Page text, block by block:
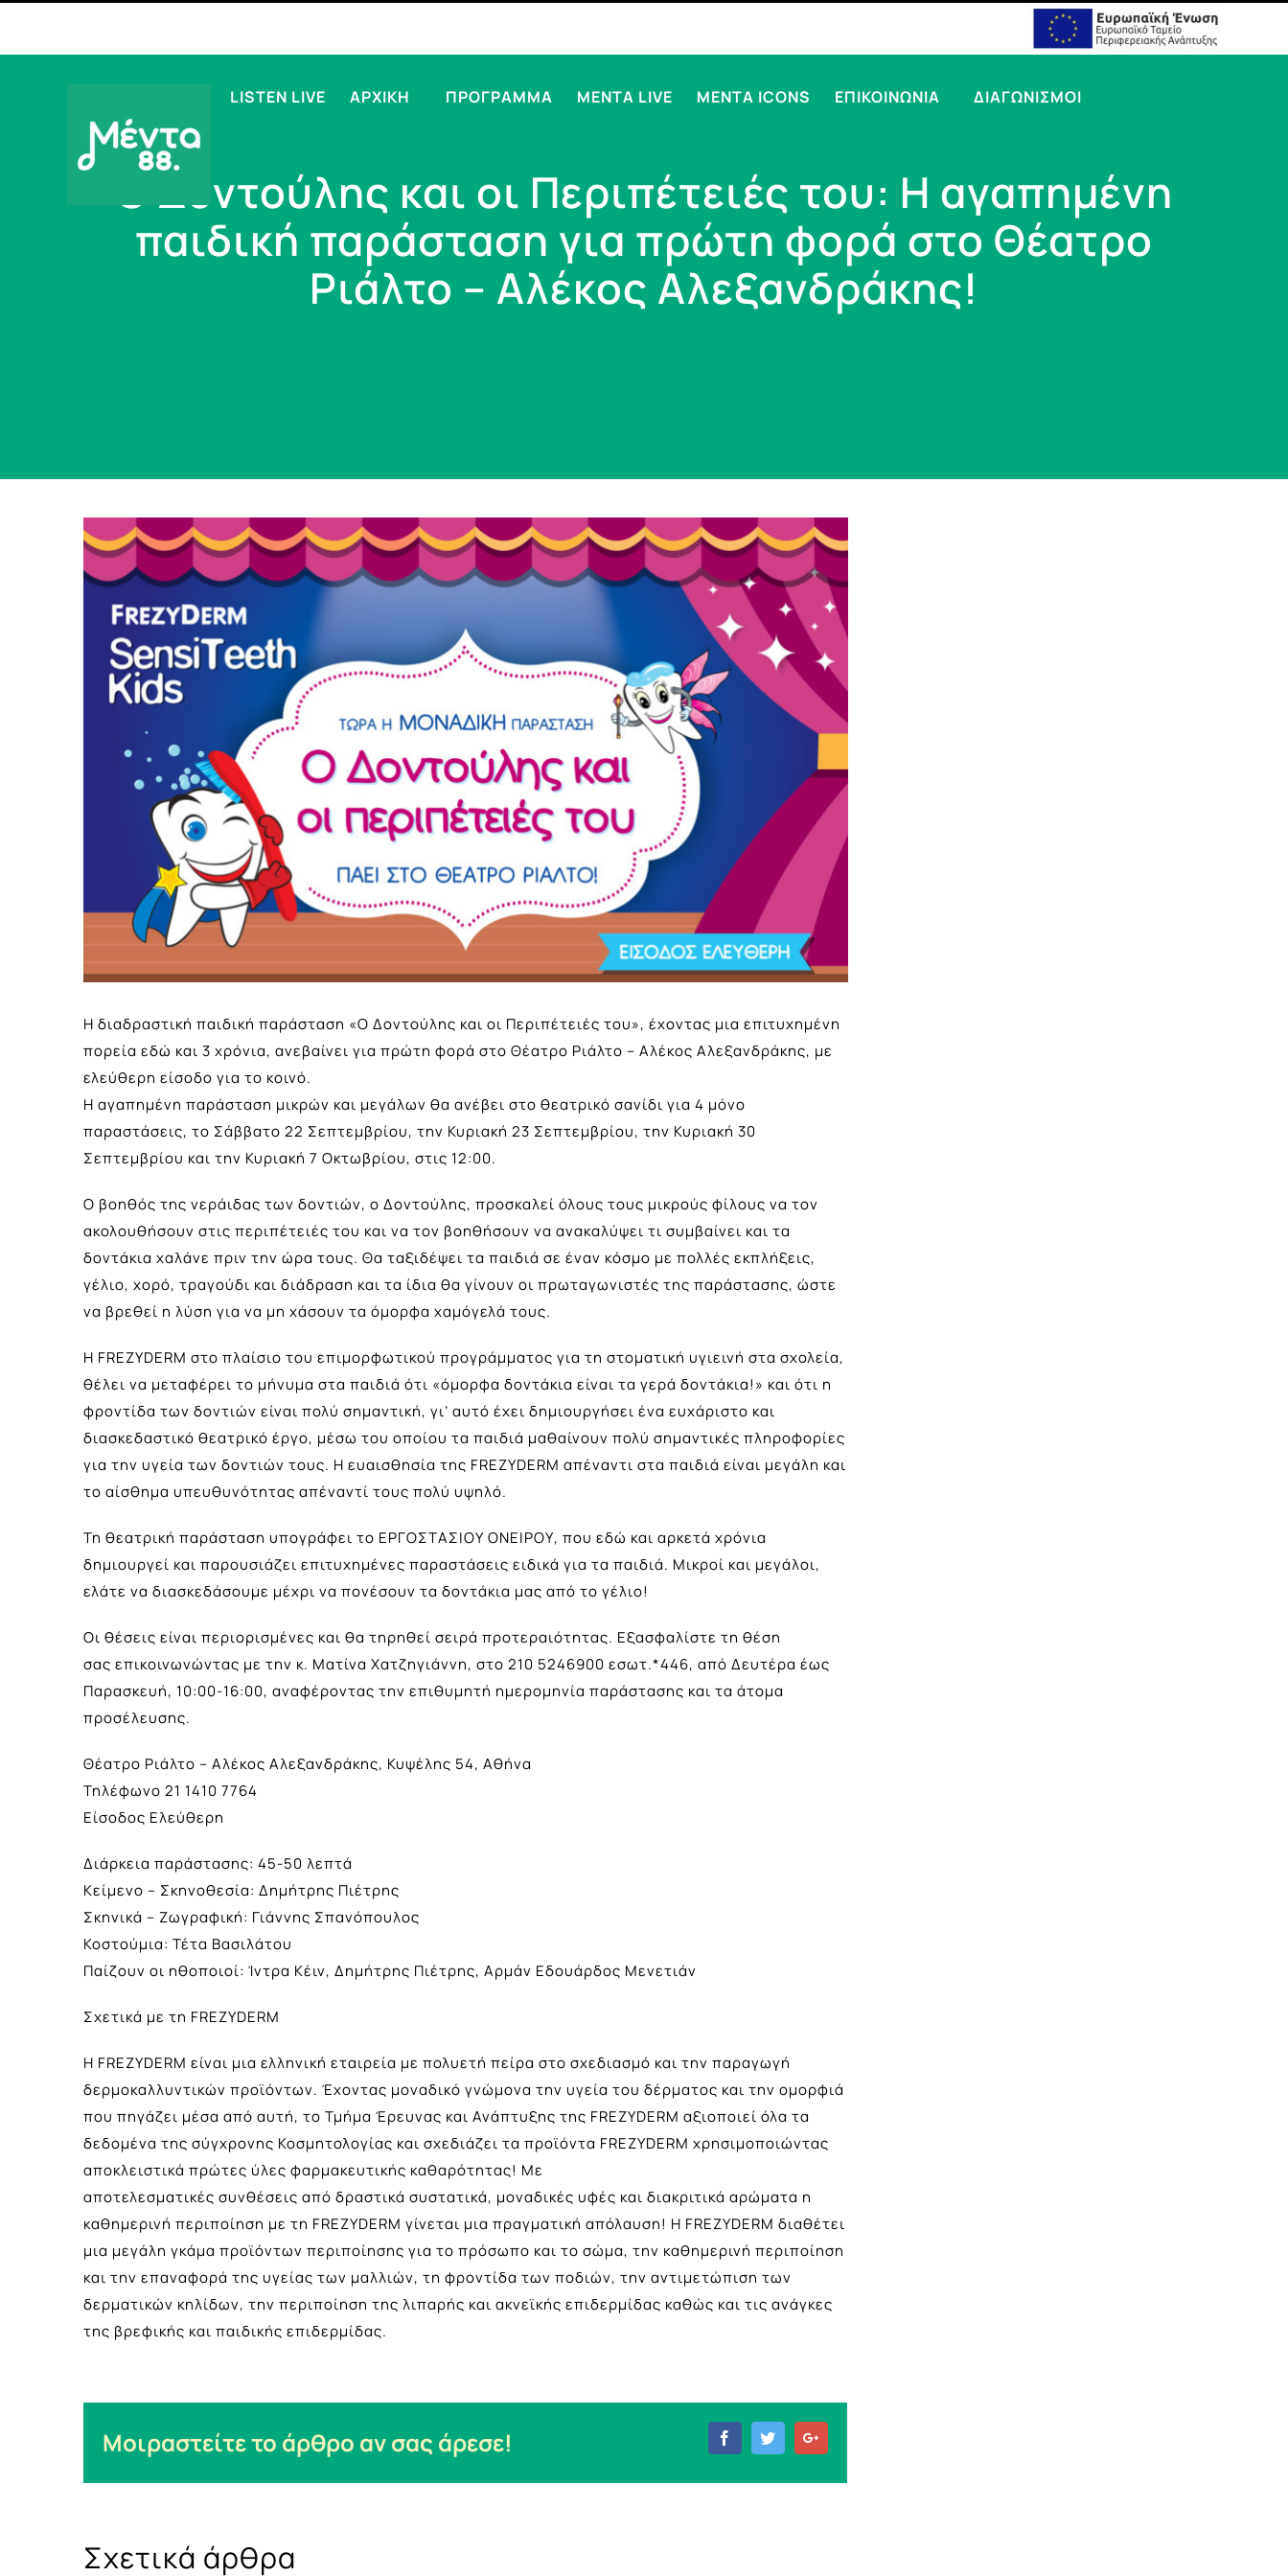
LISTEN LIVE ΑΡΧΙΚΗ ΠΡΟΓΡΑΜΜΑ MENTA LIVE MENTA ICONS ΕΠΙΚΟΙΝΩΝΙΑ ΔΙΑΓΩΝΙΣΜΟΙ
Ο Δοντούλης και οι Περιπέτειές του: Η αγαπημένη
παιδική παράσταση για πρώτη φορά στο Θέατρο
Ριάλτο – Αλέκος Αλεξανδράκης!
View
Larger
Image
Η διαδραστική παιδική παράσταση «Ο Δοντούλης και οι Περιπέτειές του», έχοντας μια επιτυχημένη
πορεία εδώ και 3 χρόνια, ανεβαίνει για πρώτη φορά στο Θέατρο Ριάλτο – Αλέκος Αλεξανδράκης, με
ελεύθερη είσοδο για το κοινό.
Η αγαπημένη παράσταση μικρών και μεγάλων θα ανέβει στο θεατρικό σανίδι για 4 μόνο
παραστάσεις, το Σάββατο 22 Σεπτεμβρίου, την Κυριακή 23 Σεπτεμβρίου, την Κυριακή 30
Σεπτεμβρίου και την Κυριακή 7 Οκτωβρίου, στις 12:00.
Ο βοηθός της νεράιδας των δοντιών, ο Δοντούλης, προσκαλεί όλους τους μικρούς φίλους να τον
ακολουθήσουν στις περιπέτειές του και να τον βοηθήσουν να ανακαλύψει τι συμβαίνει και τα
δοντάκια χαλάνε πριν την ώρα τους. Θα ταξιδέψει τα παιδιά σε έναν κόσμο με πολλές εκπλήξεις,
γέλιο, χορό, τραγούδι και διάδραση και τα ίδια θα γίνουν οι πρωταγωνιστές της παράστασης, ώστε
να βρεθεί η λύση για να μη χάσουν τα όμορφα χαμόγελά τους.
Η FREZYDERM στο πλαίσιο του επιμορφωτικού προγράμματος για τη στοματική υγιεινή στα σχολεία,
θέλει να μεταφέρει το μήνυμα στα παιδιά ότι «όμορφα δοντάκια είναι τα γερά δοντάκια!» και ότι η
φροντίδα των δοντιών είναι πολύ σημαντική, γι’ αυτό έχει δημιουργήσει ένα ευχάριστο και
διασκεδαστικό θεατρικό έργο, μέσω του οποίου τα παιδιά μαθαίνουν πολύ σημαντικές πληροφορίες
για την υγεία των δοντιών τους. Η ευαισθησία της FREZYDERM απέναντι στα παιδιά είναι μεγάλη και
το αίσθημα υπευθυνότητας απέναντί τους πολύ υψηλό.
Τη θεατρική παράσταση υπογράφει το ΕΡΓΟΣΤΑΣΙΟΥ ΟΝΕΙΡΟΥ, που εδώ και αρκετά χρόνια
δημιουργεί και παρουσιάζει επιτυχημένες παραστάσεις ειδικά για τα παιδιά. Mικροί και μεγάλοι,
ελάτε να διασκεδάσουμε μέχρι να πονέσουν τα δοντάκια μας από το γέλιο!
Οι θέσεις είναι περιορισμένες και θα τηρηθεί σειρά προτεραιότητας. Εξασφαλίστε τη θέση
σας επικοινωνώντας με την κ. Ματίνα Χατζηγιάννη, στο 210 5246900 εσωτ.*446, από Δευτέρα έως
Παρασκευή, 10:00-16:00, αναφέροντας την επιθυμητή ημερομηνία παράστασης και τα άτομα
προσέλευσης.
Θέατρο Ριάλτο – Αλέκος Αλεξανδράκης, Κυψέλης 54, Αθήνα
Τηλέφωνο 21 1410 7764
Είσοδος Ελεύθερη
Διάρκεια παράστασης: 45-50 λεπτά
Κείμενο – Σκηνοθεσία: Δημήτρης Πιέτρης
Σκηνικά – Ζωγραφική: Γιάννης Σπανόπουλος
Κοστούμια: Τέτα Βασιλάτου
Παίζουν οι ηθοποιοί: Ίντρα Κέιν, Δημήτρης Πιέτρης, Αρμάν Εδουάρδος Μενετιάν
Σχετικά με τη FREZYDERM
Η FREZYDERM είναι μια ελληνική εταιρεία με πολυετή πείρα στο σχεδιασμό και την παραγωγή
δερμοκαλλυντικών προϊόντων. Έχοντας μοναδικό γνώμονα την υγεία του δέρματος και την ομορφιά
που πηγάζει μέσα από αυτή, το Τμήμα Έρευνας και Ανάπτυξης της FREZYDERM αξιοποιεί όλα τα
δεδομένα της σύγχρονης Κοσμητολογίας και σχεδιάζει τα προϊόντα FREZYDERM χρησιμοποιώντας
αποκλειστικά πρώτες ύλες φαρμακευτικής καθαρότητας! Με
αποτελεσματικές συνθέσεις από δραστικά συστατικά, μοναδικές υφές και διακριτικά αρώματα η
καθημερινή περιποίηση με τη FREZYDERM γίνεται μια πραγματική απόλαυση! Η FREZYDERM διαθέτει
μια μεγάλη γκάμα προϊόντων περιποίησης για το πρόσωπο και το σώμα, την καθημερινή περιποίηση
και την επαναφορά της υγείας των μαλλιών, τη φροντίδα των ποδιών, την αντιμετώπιση των
δερματικών κηλίδων, την περιποίηση της λιπαρής και ακνεϊκής επιδερμίδας καθώς και τις ανάγκες
της βρεφικής και παιδικής επιδερμίδας.
Μοιραστείτε το άρθρο αν σας άρεσε! FacebookTwitter
Σχετικά άρθρα